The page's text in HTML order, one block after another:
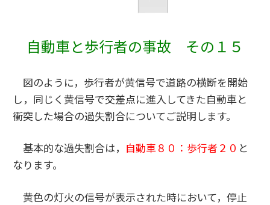
自動車と歩行者の事故 その１ ５
図のように，歩行者が黄信号で道路の横断を開始
し，同じく黄信号で交差点に進入してきた自動車と
衝突した場合の過失割合についてご説明します。
基本的な過失割合は， 自動車８０：歩行者２０ と
なります。
黄色の灯火の信号が表示された時において，停止